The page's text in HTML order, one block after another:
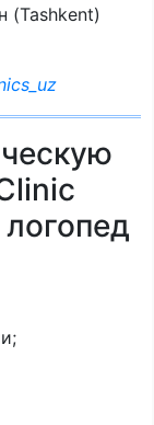
(Tashkent)